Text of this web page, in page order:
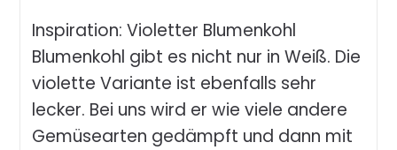
Inspiration: Violetter Blumenkohl
Blumenkohl gibt es nicht nur in Weiß. Die
violette Variante ist ebenfalls sehr
lecker. Bei uns wird er wie viele andere
Gemüsearten gedämpft und dann mit